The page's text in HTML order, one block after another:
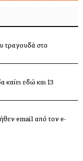
τραγουδά στο
εδώ και 13
email από τον e-